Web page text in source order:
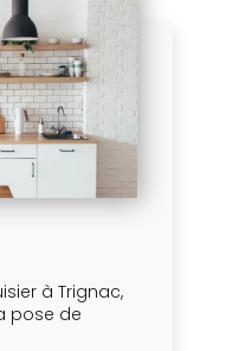
à Trignac,
pose de